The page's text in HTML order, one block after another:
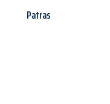
Patras